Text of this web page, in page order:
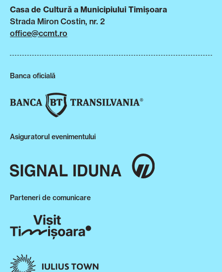
Casa de Cultură a Municipiului Timișoara
Strada Miron Costin, nr. 2
office@ccmt.ro
Banca oficială
Asiguratorul evenimentului
Parteneri de comunicare